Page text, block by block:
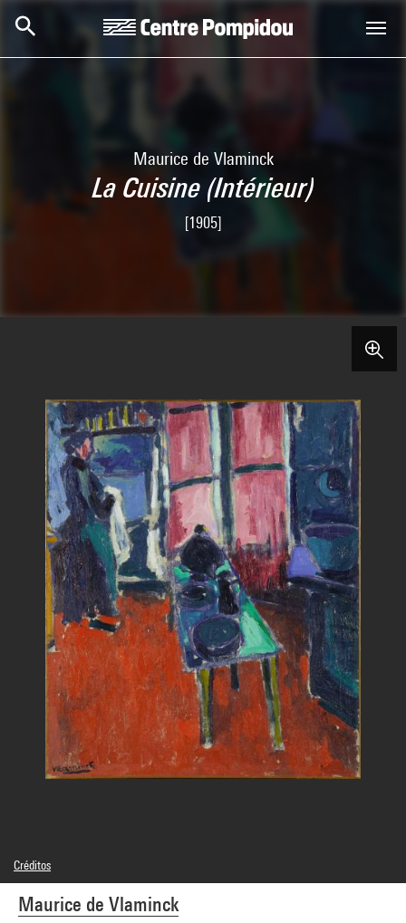
Maurice de Vlaminck
La Cuisine (Intérieur)
[1905]
Maurice de Vlaminck
Créditos
© Adagp, Paris
Créditos fotográficos : Centre Pompidou, MNAM-CCI/Bertrand Prévost/Dist.
GrandPalaisRmn